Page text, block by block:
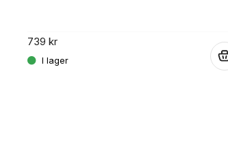
739 kr